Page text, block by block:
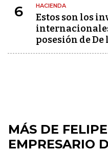
6 HACIENDA
Estos son los
posesión de
MÁS DE
EMPRESARIO